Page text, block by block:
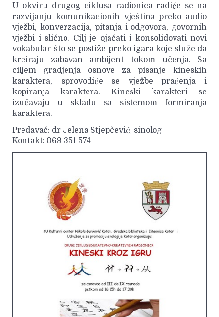
U okviru drugog ciklusa radionica radiće se na
razvijanju komunikacionih vještina preko audio
vježbi, konverzacija, pitanja i odgovora, govornih
vježbi i slično. Cilj je ojačati i konsolidovati novi
vokabular što se postiže preko igara koje služe da
kreiraju zabavan ambijent tokom učenja. Sa
ciljem gradjenja osnove za pisanje kineskih
karaktera, sprovodiće se vježbe praćenja i
kopiranja karaktera. Kineski karakteri se
izučavaju u skladu sa sistemom formiranja
karaktera.
Predavač: dr Jelena Stjepčević, sinolog
Kontakt: 069 351 574